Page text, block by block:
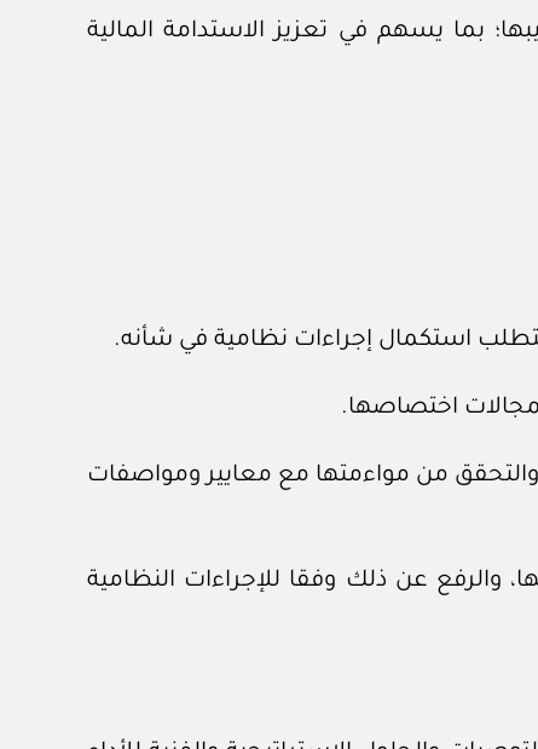
بما يسهم في تعزيز الاستدامة المالية
والتحقق من مواءمتها مع معايير ومواصفات
والرفع عن ذلك وفقا للإجراءات النظامية